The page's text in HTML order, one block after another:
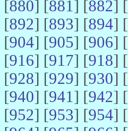
[880] [881] [882] [
[892] [893] [894] [
[904] [905] [906] [
[916] [917] [918] [
[928] [929] [930] [
[940] [941] [942] [
[952] [953] [954] [